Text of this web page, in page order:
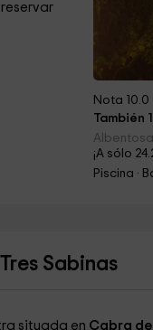
Nota 10.0
También
¡A sólo
Piscina ·
Sabinas
situada en Cabra